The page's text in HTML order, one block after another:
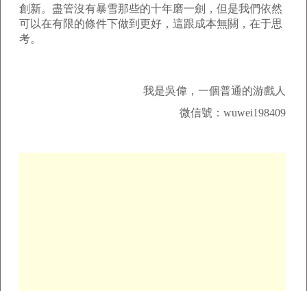
創新。盡管沒有暴雪那些的十年磨一劍，但是我們依然
可以在有限的條件下做到更好，這跟成本無關，在于思
考。
我是吳偉，一個普通的游戲人
微信號：wuwei198409